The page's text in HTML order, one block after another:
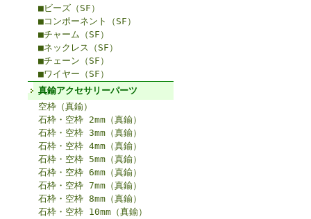
■ビーズ（SF）
■コンポーネント（SF）
■チャーム（SF）
■ネックレス（SF）
■チェーン（SF）
■ワイヤー（SF）
真鍮アクセサリーパーツ
空枠（真鍮）
石枠・空枠 2mm（真鍮）
石枠・空枠 3mm（真鍮）
石枠・空枠 4mm（真鍮）
石枠・空枠 5mm（真鍮）
石枠・空枠 6mm（真鍮）
石枠・空枠 7mm（真鍮）
石枠・空枠 8mm（真鍮）
石枠・空枠 10mm（真鍮）